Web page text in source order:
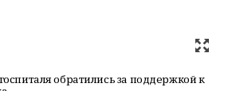
обратились за поддержкой к